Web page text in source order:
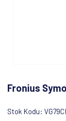
Fronius
Stok Kodu